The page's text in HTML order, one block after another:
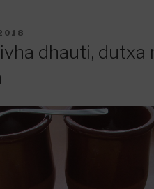
dhauti, dutxa